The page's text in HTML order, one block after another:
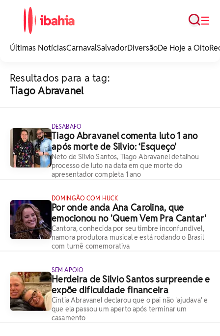
noticias e
☰
Busca
Últimas NotíciasCarnavalSalvadorDiversãoDe Hoje a Oito
Resultados para a tag:
Tiago Abravanel
DESABAFO
Tiago Abravanel comenta luto 1 ano
após morte de Silvio: ‘Esqueço'
Neto de Silvio Santos, Tiago Abravanel detalhou
processo de luto na data em que morte do
apresentador completa 1 ano
DOMINGÃO COM HUCK
Por onde anda Ana Carolina, que
emocionou no 'Quem Vem Pra Cantar'
Cantora, conhecida por seu timbre inconfundível,
namora produtora musical e está rodando o Brasil
com turnê comemorativa
SEM APOIO
Herdeira de Silvio Santos surpreende e
expõe dificuldade financeira
Cintia Abravanel declarou que o pai não 'ajudava' e
que ela passou um aperto após terminar um
casamento